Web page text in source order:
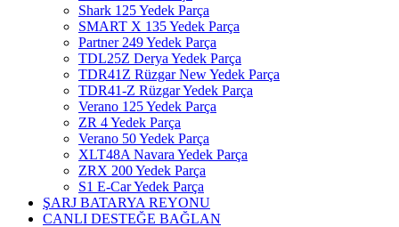
Shark 125 Yedek Parça
SMART X 135 Yedek Parça
Partner 249 Yedek Parça
TDL25Z Derya Yedek Parça
TDR41Z Rüzgar New Yedek Parça
TDR41-Z Rüzgar Yedek Parça
Verano 125 Yedek Parça
ZR 4 Yedek Parça
Verano 50 Yedek Parça
XLT48A Navara Yedek Parça
ZRX 200 Yedek Parça
S1 E-Car Yedek Parça
ŞARJ BATARYA REYONU
CANLI DESTEĞE BAĞLAN